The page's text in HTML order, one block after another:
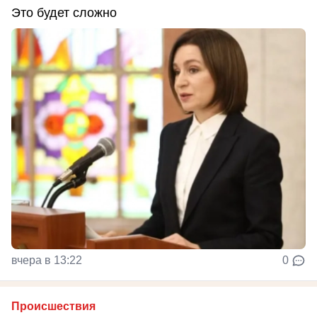
Это будет сложно
вчера в 13:22 0
Происшествия